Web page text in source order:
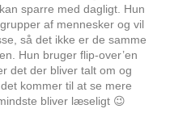
sparre med dagligt. Hun
af mennesker og vil
så det ikke er de samme
Hun bruger flip-over’en
det der bliver talt om og
kommer til at se mere
bliver læseligt 😉